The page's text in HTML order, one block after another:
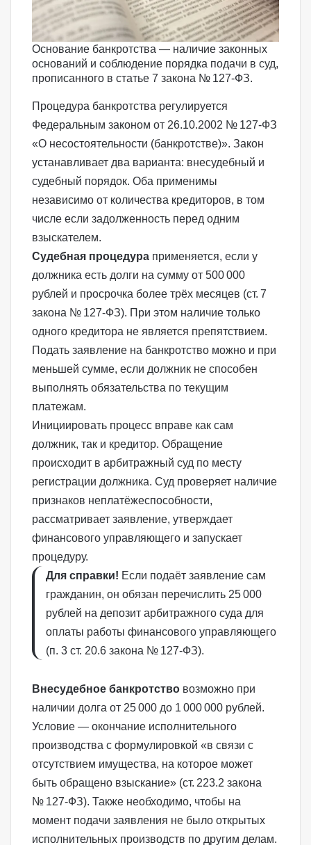
Основание банкротства — наличие законных
оснований и соблюдение порядка подачи в суд,
прописанного в статье 7 закона № 127-ФЗ.
Процедура банкротства регулируется
Федеральным законом от 26.10.2002 № 127‑ФЗ
«О несостоятельности (банкротстве)». Закон
устанавливает два варианта: внесудебный и
судебный порядок. Оба применимы
независимо от количества кредиторов, в том
числе если задолженность перед одним
взыскателем.
Судебная процедура применяется, если у
должника есть долги на сумму от 500 000
рублей и просрочка более трёх месяцев (ст. 7
закона № 127‑ФЗ). При этом наличие только
одного кредитора не является препятствием.
Подать заявление на банкротство можно и при
меньшей сумме, если должник не способен
выполнять обязательства по текущим
платежам.
Инициировать процесс вправе как сам
должник, так и кредитор. Обращение
происходит в арбитражный суд по месту
регистрации должника. Суд проверяет наличие
признаков неплатёжеспособности,
рассматривает заявление, утверждает
финансового управляющего и запускает
процедуру.
Для справки! Если подаёт заявление сам
гражданин, он обязан перечислить 25 000
рублей на депозит арбитражного суда для
оплаты работы финансового управляющего
(п. 3 ст. 20.6 закона № 127-ФЗ).
Внесудебное банкротство возможно при
наличии долга от 25 000 до 1 000 000 рублей.
Условие — окончание исполнительного
производства с формулировкой «в связи с
отсутствием имущества, на которое может
быть обращено взыскание» (ст. 223.2 закона
№ 127‑ФЗ). Также необходимо, чтобы на
момент подачи заявления не было открытых
исполнительных производств по другим делам.